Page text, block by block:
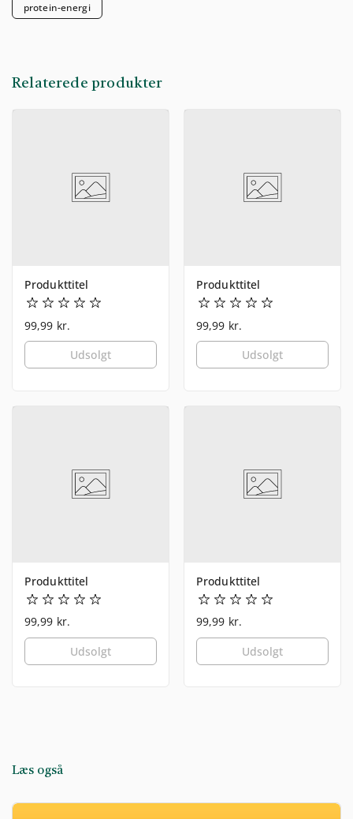
protein-energi
Relaterede produkter
Produkttitel
99,99 kr.
Udsolgt
Produkttitel
99,99 kr.
Udsolgt
Produkttitel
99,99 kr.
Udsolgt
Produkttitel
99,99 kr.
Udsolgt
Læs også